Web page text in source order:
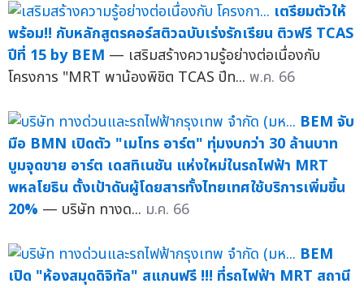
เตรียมตัวให้
พร้อม!! กับหลักสูตรคอร์สติวฉบับเร่งรักเรียน ติวฟรี TCAS
ปีที่ 15 by BEM — เสริมสร้างความรู้อย่างต่อเนื่องกับ
โครงการ "MRT พาน้องพิชิต TCAS ปีท... พ.ค. 66
BEM จับ
มือ BMN เปิดตัว "เมโทร อาร์ต" ทุ่มงบกว่า 30 ล้านบาท
บูมจุดขาย อาร์ต เดสทิเนชัน แห่งใหม่ในรถไฟฟ้า MRT
พหลโยธิน ตั้งเป้าดันผู้โดยสารทั้งไทยเทศใช้บริการเพิ่มขึ้น
20% — บริษัท ทางด... ม.ค. 66
BEM
เปิด "ห้องสมุดดิจิทัล" สแกนฟรี !!! ที่รถไฟฟ้า MRT สถานี